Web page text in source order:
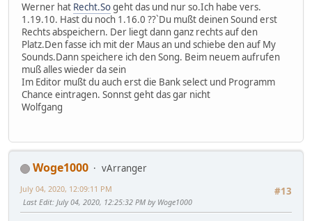
Werner hat Recht.Sogeht das und nur so.Ich habe vers.
1.19.10. Hast du noch 1.16.0 ??`Du mußt deinen Sound erst
Rechts abspeichern. Der liegt dann ganz rechts auf den
Platz.Den fasse ich mit der Maus an und schiebe den auf My
Sounds.Dann speichere ich den Song. Beim neuem aufrufen
muß alles wieder da sein
Im Editor mußt du auch erst die Bank select und Programm
Chance eintragen. Sonnst geht das gar nicht
Wolfgang
Woge1000
vArranger
#13
July 04, 2020, 12:09:11 PM
Last Edit: July 04, 2020, 12:25:32 PM by Woge1000